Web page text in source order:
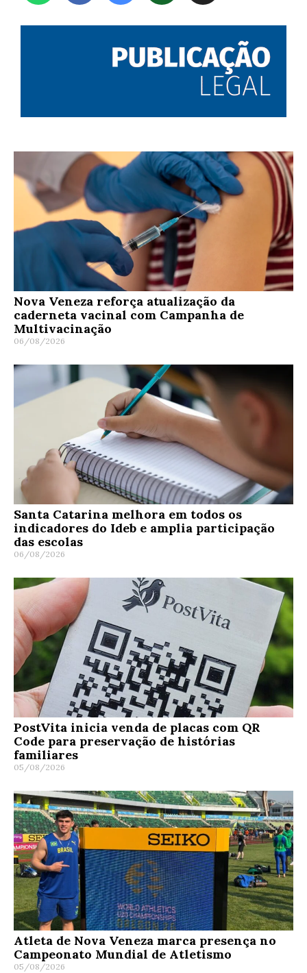
Nova Veneza reforça atualização da
caderneta vacinal com Campanha de
Multivacinação
06/08/2026
Santa Catarina melhora em todos os
indicadores do Ideb e amplia participação
das escolas
06/08/2026
PostVita inicia venda de placas com QR
Code para preservação de histórias
familiares
05/08/2026
Atleta de Nova Veneza marca presença no
Campeonato Mundial de Atletismo
05/08/2026